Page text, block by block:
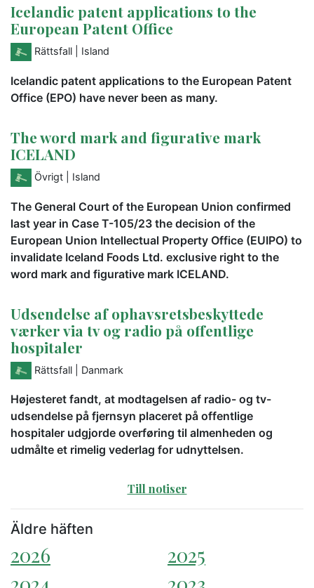
Icelandic patent applications to the
European Patent Office
Rättsfall | Island
Icelandic patent applications to the European Patent
Office (EPO) have never been as many.
The word mark and figurative mark
ICELAND
Övrigt | Island
The General Court of the European Union confirmed
last year in Case T-105/23 the decision of the
European Union Intellectual Property Office (EUIPO) to
invalidate Iceland Foods Ltd. exclusive right to the
word mark and figurative mark ICELAND.
Udsendelse af ophavsretsbeskyttede
værker via tv og radio på offentlige
hospitaler
Rättsfall | Danmark
Højesteret fandt, at modtagelsen af radio- og tv-
udsendelse på fjernsyn placeret på offentlige
hospitaler udgjorde overføring til almenheden og
udmålte et rimelig vederlag for udnyttelsen.
Till notiser
Äldre häften
2026
2025